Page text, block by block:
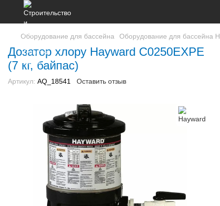
Оборудование для бассейна Оборудование для бассейна
Дозатор хлору Hayward C0250EXPE
(7 кг, байпас)
Артикул: AQ_18541 Оставить отзыв